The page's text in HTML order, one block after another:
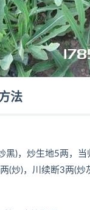
法
黑)，炒生地5两，当
(炒)，川续断3两(炒